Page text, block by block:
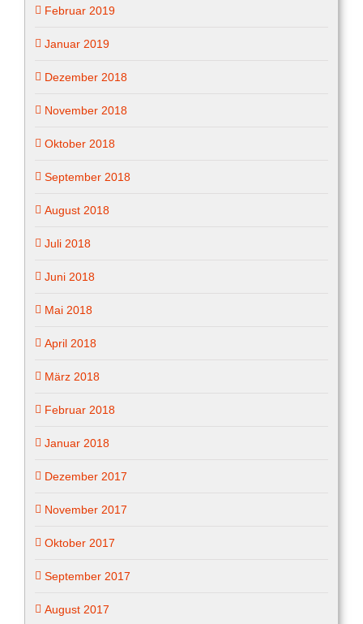
Februar 2019
Januar 2019
Dezember 2018
November 2018
Oktober 2018
September 2018
August 2018
Juli 2018
Juni 2018
Mai 2018
April 2018
März 2018
Februar 2018
Januar 2018
Dezember 2017
November 2017
Oktober 2017
September 2017
August 2017